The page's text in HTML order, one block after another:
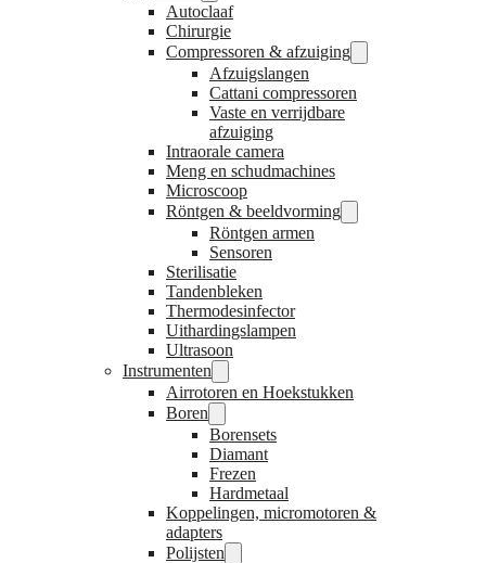
Autoclaaf
Chirurgie
Compressoren & afzuiging
Afzuigslangen
Cattani compressoren
Vaste en verrijdbare
afzuiging
Intraorale camera
Meng en schudmachines
Microscoop
Röntgen & beeldvorming
Röntgen armen
Sensoren
Sterilisatie
Tandenbleken
Thermodesinfector
Uithardingslampen
Ultrasoon
Instrumenten
Airrotoren en Hoekstukken
Boren
Borensets
Diamant
Frezen
Hardmetaal
Koppelingen, micromotoren &
adapters
Polijsten